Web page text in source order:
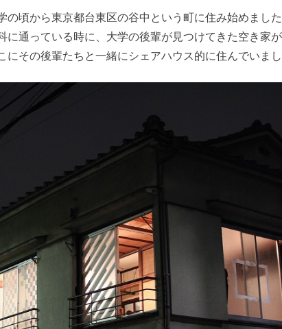
の頃から東京都台東区の谷中という町に住み始めまし
に通っている時に、大学の後輩が見つけてきた空き家
にその後輩たちと一緒にシェアハウス的に住んでいまし